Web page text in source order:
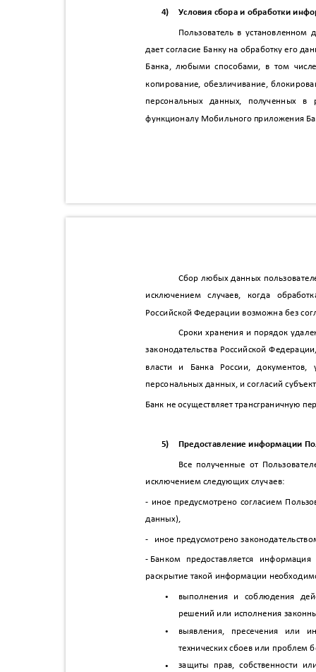
4) Условия сбора и обработки
Пользователь в
дает согласие Банку на обработку его
Банка, любыми способами, в том
копирование, обезличивание,
персональных данных, полученных
функционалу Мобильного приложения
Сбор любых данных
исключением случаев, когда
Российской Федерации возможна без
Сроки хранения и порядок
законодательства Российской
власти и Банка России,
персональных данных, и согласий
Банк не осуществляет трансграничную
5) Предоставление информации
Все полученные от
исключением следующих случаев:
- иное предусмотрено согласием
данных),
- иное предусмотрено
- Банком предоставляется
раскрытие такой информации
•
•
•
выполнения и соблюдения
решений или исполнения
выявления, пресечения или
технических сбоев или проблем
защиты прав, собственности